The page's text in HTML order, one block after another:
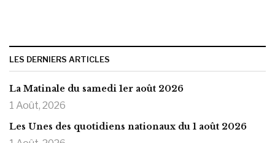
LES DERNIERS ARTICLES
La Matinale du samedi 1er août 2026
1 Août, 2026
Les Unes des quotidiens nationaux du 1 août 2026